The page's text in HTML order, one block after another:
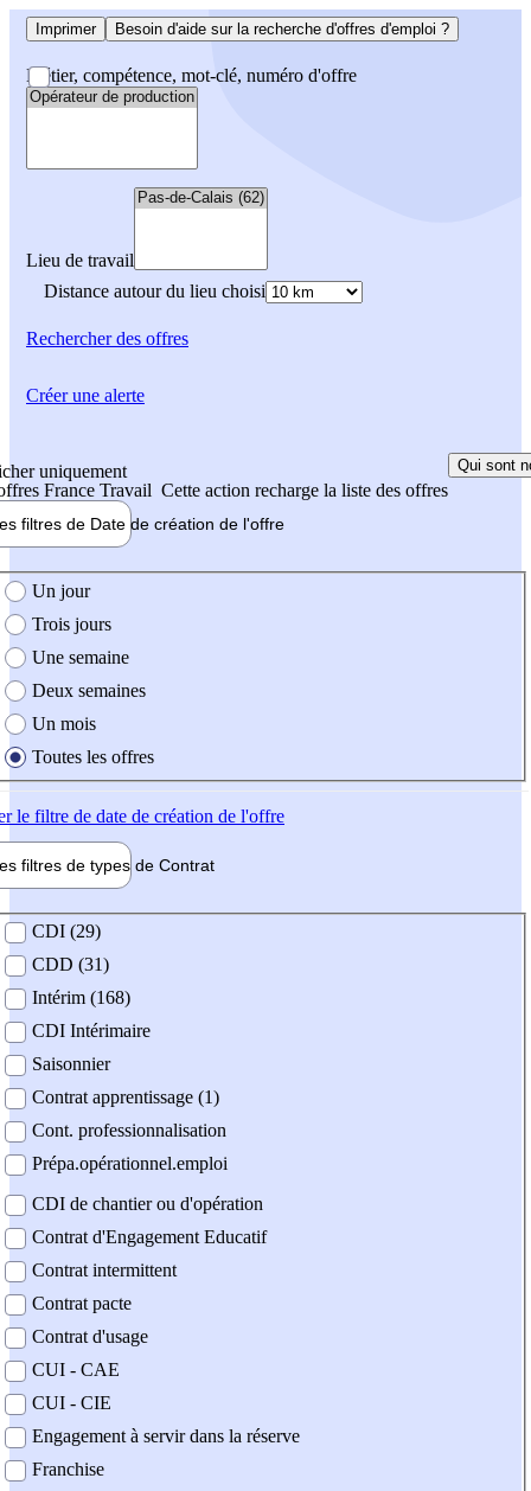
Imprimer Besoin d'aide sur la recherche d'offres d'emploi ?
Métier, compétence, mot-clé, numéro d'offre
Lieu de travail
Distance autour du lieu choisi
Rechercherdes offres
uniquement
France Travail Cette action recharge la liste des offres
Qui sont
filtres de Date de création de l'offre
création de l'offre
Un jour
Trois jours
Une semaine
Deux semaines
Un mois
Toutes les offres
le filtre de date de création de l'offre
filtres de types de Contrat
contrat
CDI (29)
CDD (31)
Intérim (168)
CDI Intérimaire
Saisonnier
Contrat apprentissage (1)
Cont. professionnalisation
Prépa.opérationnel.emploi
CDI de chantier ou d'opération
Contrat d'Engagement Educatif
Contrat intermittent
Contrat pacte
Contrat d'usage
CUI - CAE
CUI - CIE
Engagement à servir dans la réserve
Franchise
Créer une alerte